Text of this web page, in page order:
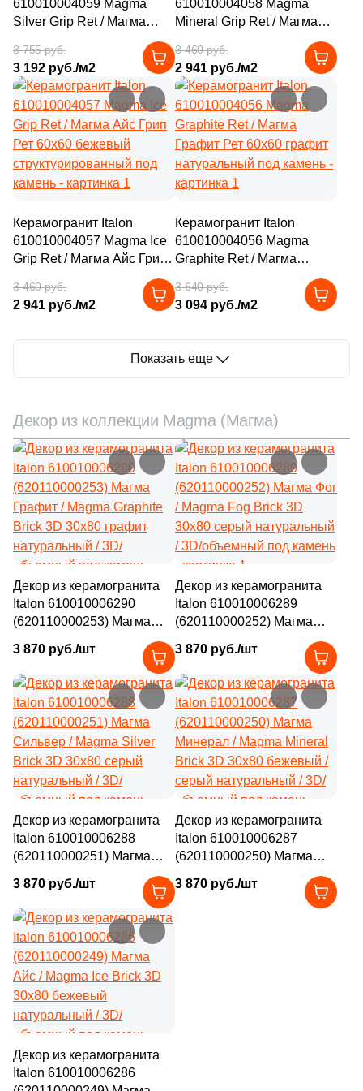
Нефрит Керамика (6)
Роскошная мозаика ( 71)
ТОНОМОЗАИК ООО ( 31)
25.8x31.3 (3)
25.1x29 (5)
25x50 (2)
25x29 (59)
25.8x30 (2)
25.5x26 (1)
26.5x30.5 (2)
26.8x29.4 (9)
26x30 (13
26.8x29.8 (1)
26.25x26.25 (1)
26x28.2 (2)
26.7x30.9 (1)
26.4x30.4 (2)
26.7x30.8 (4)
26.6x26.6 (1)
26.1x30.1 (2)
26.5x31.2 (2)
26.41x31.7 (1)
26.5x46.5 (3)
26.8x28.6 (2)
26x26 (3)
26.2x30.2 (8)
26x28.8 (1)
26.4x28 (1)
26.5x27.8 (3)
26x31.5 (2
26.2x26.2 (2)
26.9x36.8 (3)
610010004059 Magma
Silver Grip Ret / Магма
Сильвер Грип Рет 60x60
серый структурированный
под камень
3 755 руб.
3 192 руб./м2
610010004058 Magma
Mineral Grip Ret / Магма
Минерал Грип Рет 60x60
бежевый / серый
структурированный под
камень
3 460 руб.
2 941 руб./м2
Керамогранит Italon
610010004057 Magma Ice
Grip Ret / Магма Айс Грип
структурированный под
камень
3 460 руб.
2 941 руб./м2
Керамогранит Italon
610010004056 Magma
Graphite Ret / Магма
Графит Рет 60x60 графит
натуральный под камень
3 640 руб.
3 094 руб./м2
Показать еще
Декор из коллекции Magma (Магма)
Декор из керамогранита
Italon 610010006290
(620110000253) Магма
Графит / Magma Graphite
Brick 3D 30x80 графит
натуральный / 3D/
объемный под камень
3 870 руб./шт
Декор из керамогранита
Italon 610010006289
(620110000252) Магма
Фог / Magma Fog Brick 3D
30x80 серый натуральный
/ 3D/объемный под камень
3 870 руб./шт
Декор из керамогранита
Italon 610010006288
(620110000251) Магма
Сильвер / Magma Silver
Brick 3D 30x80 серый
натуральный / 3D/
объемный под камень
3 870 руб./шт
Декор из керамогранита
Italon 610010006287
(620110000250) Магма
Минерал / Magma Mineral
Brick 3D 30x80 бежевый /
серый натуральный / 3D/
3 870 руб./шт
Декор из керамогранита
Italon 610010006286